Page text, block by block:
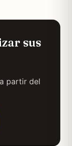
sus
partir del